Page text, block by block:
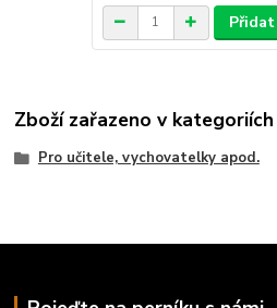
Zboží zařazeno v kategoriích
Pro učitele, vychovatelky apod.